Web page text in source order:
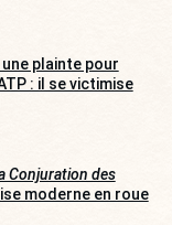
plainte pour
: il se victimise
Conjuration des
moderne en roue